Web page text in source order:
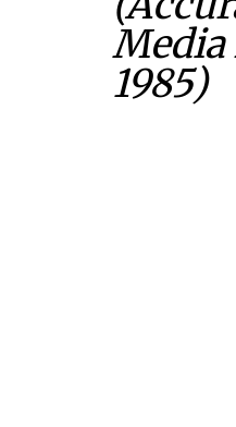
Media
1985)